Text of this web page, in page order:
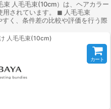
人毛毛束(10cm）は、ヘアカラー
用されています。 ◼︎ 人毛毛束
く、条件差の比較や評価を行う際
人毛毛束(10cm)
カート